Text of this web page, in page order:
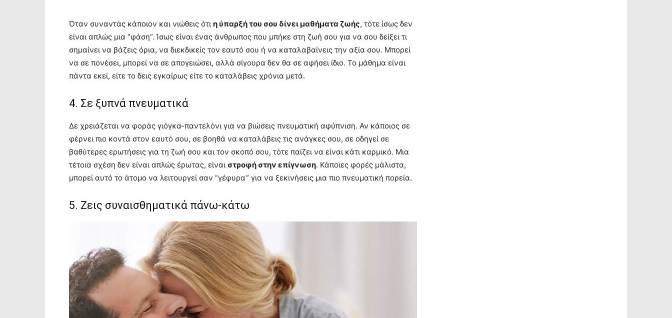
Όταν συναντάς κάποιον και νιώθεις ότι η ύπαρξή του σου δίνει μαθήματα ζωής, τότε ίσως δεν
είναι απλώς μια “φάση”. Ίσως είναι ένας άνθρωπος που μπήκε στη ζωή σου για να σου δείξει τι
σημαίνει να βάζεις όρια, να διεκδικείς τον εαυτό σου ή να καταλαβαίνεις την αξία σου. Μπορεί
να σε πονέσει, μπορεί να σε απογειώσει, αλλά σίγουρα δεν θα σε αφήσει ίδιο. Το μάθημα είναι
πάντα εκεί, είτε το δεις εγκαίρως είτε το καταλάβεις χρόνια μετά.
4. Σε ξυπνά πνευματικά
Δε χρειάζεται να φοράς γιόγκα-παντελόνι για να βιώσεις πνευματική αφύπνιση. Αν κάποιος σε
φέρνει πιο κοντά στον εαυτό σου, σε βοηθά να καταλάβεις τις ανάγκες σου, σε οδηγεί σε
βαθύτερες ερωτήσεις για τη ζωή σου και τον σκοπό σου, τότε παίζει να είναι κάτι καρμικό. Μια
τέτοια σχέση δεν είναι απλώς έρωτας, είναι στροφή στην επίγνωση. Κάποιες φορές μάλιστα,
μπορεί αυτό το άτομο να λειτουργεί σαν “γέφυρα” για να ξεκινήσεις μια πιο πνευματική πορεία.
5. Ζεις συναισθηματικά πάνω-κάτω